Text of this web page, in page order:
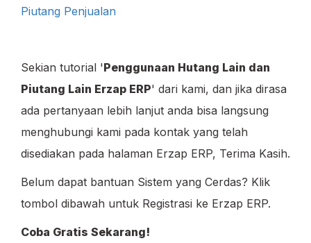
Piutang Penjualan
Sekian tutorial 'Penggunaan Hutang Lain dan
Piutang Lain Erzap ERP' dari kami, dan jika dirasa
ada pertanyaan lebih lanjut anda bisa langsung
menghubungi kami pada kontak yang telah
disediakan pada halaman Erzap ERP, Terima Kasih.
Belum dapat bantuan Sistem yang Cerdas? Klik
tombol dibawah untuk Registrasi ke Erzap ERP.
Coba Gratis Sekarang!